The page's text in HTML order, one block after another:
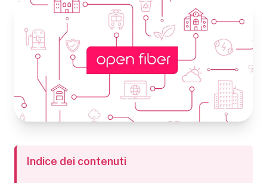
Indice dei contenuti